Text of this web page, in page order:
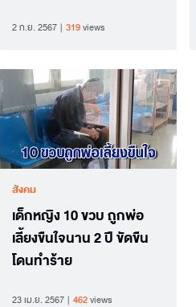
2 ก.ย. 2567 319views
สังคม
เด็กหญิง 10 ขวบ ถูกพ่อ
เลี้ยงขืนใจนาน 2 ปี ขัดขืน
โดนทำร้าย
23 เม.ย. 2567 462views